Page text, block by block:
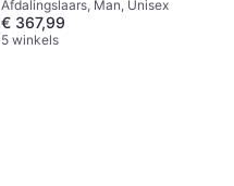
Afdalingslaars, Man, Unisex
€ 367,99
5 winkels